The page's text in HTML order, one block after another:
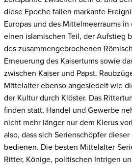
diese Epoche fallen markante
Europas und des Mittelmeerraums
einen islamischen Teil, der Aufstieg
des zusammengebrochenen
Erneuerung des Kaisertums sowie
zwischen Kaiser und Papst.
Mittelalter ebenso angesiedelt wie
der Kultur durch Klöster. Das
finden statt, Handel und Gewerbe
nicht mehr länger nur dem Klerus
also, dass sich Serienschöpfer
bedienen. Die besten Mittelalter-
Ritter, Könige, politischen Intrigen